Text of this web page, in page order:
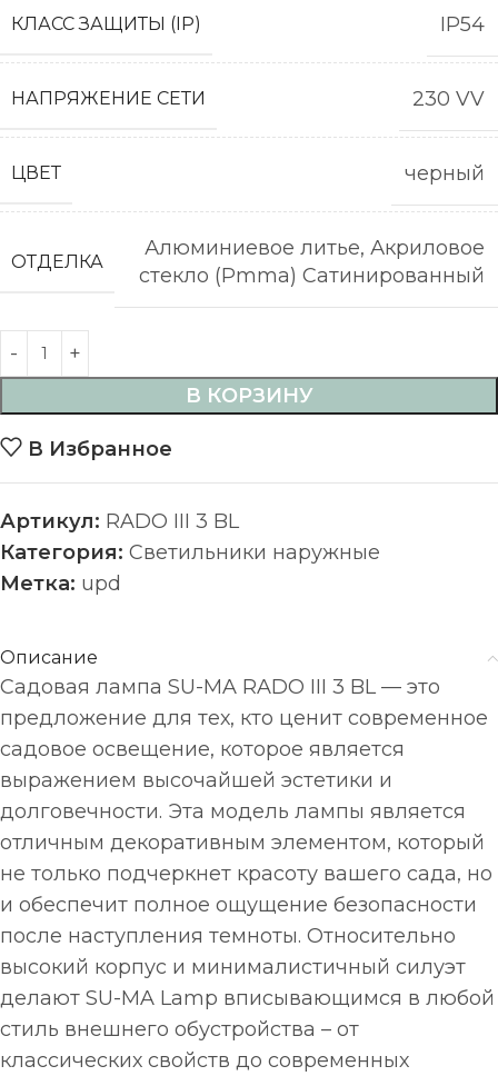
КЛАСС ЗАЩИТЫ (IP) IP54
НАПРЯЖЕНИЕ СЕТИ 230 VV
ЦВЕТ черный
ОТДЕЛКА
Алюминиевое литье, Акриловое
стекло (Pmma) Сатинированный
В КОРЗИНУ
В Избранное
Артикул: RADO III 3 BL
Категория: Светильники наружные
Метка: upd
Описание
Садовая лампа SU-MA RADO III 3 BL — это
предложение для тех, кто ценит современное
садовое освещение, которое является
выражением высочайшей эстетики и
долговечности. Эта модель лампы является
отличным декоративным элементом, который
не только подчеркнет красоту вашего сада, но
и обеспечит полное ощущение безопасности
после наступления темноты. Относительно
высокий корпус и минималистичный силуэт
делают SU-MA Lamp вписывающимся в любой
стиль внешнего обустройства – от
классических свойств до современных